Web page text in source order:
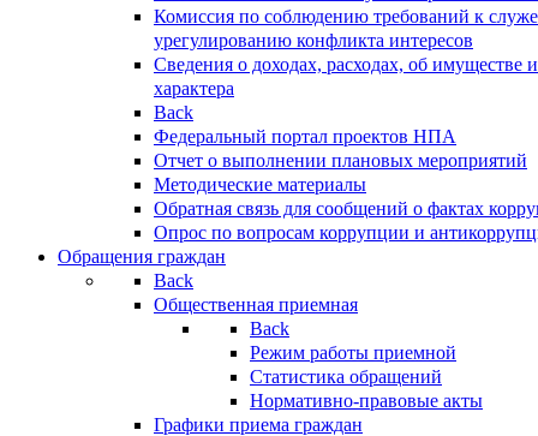
Комиссия по соблюдению требований к
урегулированию конфликта интересов
Сведения о доходах, расходах, об имуществе
характера
Back
Федеральный портал проектов НПА
Отчет о выполнении плановых мероприятий
Методические материалы
Обратная связь для сообщений о фактах
Опрос по вопросам коррупции и
Обращения граждан
Back
Общественная приемная
Back
Режим работы приемной
Статистика обращений
Нормативно-правовые акты
Графики приема граждан